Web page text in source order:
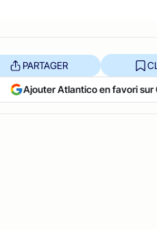
PARTAGER
Ajouter Atlantico en favori sur